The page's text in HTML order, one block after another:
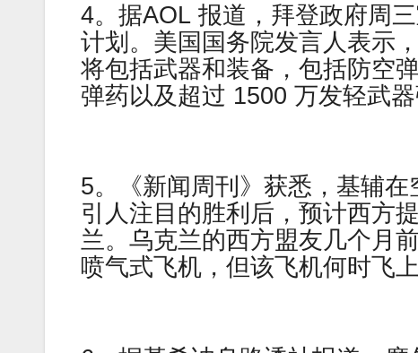
4。据AOL 报道，拜登政府周
计划。美国国务院发言人表示
将包括武器和装备，包括防空
弹药以及超过 1500 万发轻武器
5。《新闻周刊》获悉，基辅
引人注目的胜利后，预计西方
兰。乌克兰的西方盟友几个月
喷气式飞机，但该飞机何时飞